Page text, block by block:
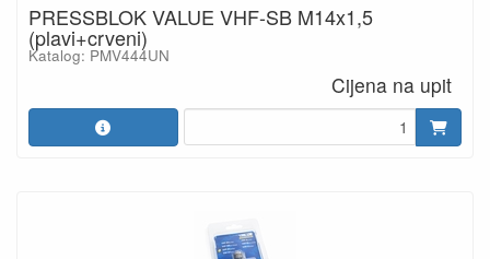
PRESSBLOK VALUE VHF-SB M14x1,5
(plavi+crveni)
Katalog: PMV444UN
Cijena na upit